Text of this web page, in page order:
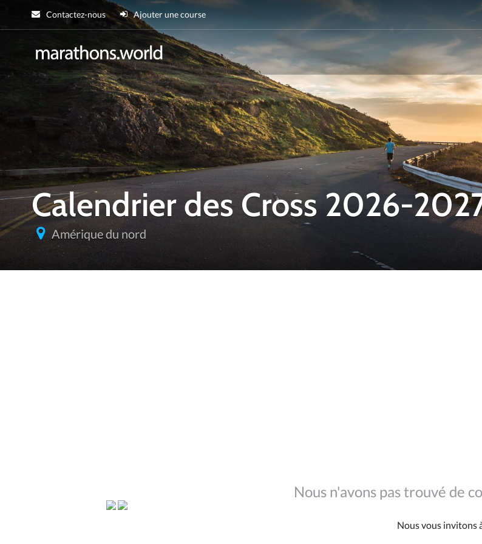
Contactez-nous Ajouter une course
marathons.world
Calendrier des Cross 2026-
Amérique du nord
Nous n'avons pas trouvé de
Nous vous invitons